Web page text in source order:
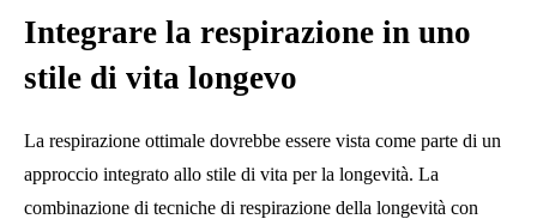
Integrare la respirazione in uno
stile di vita longevo
La respirazione ottimale dovrebbe essere vista come parte di un
approccio integrato allo stile di vita per la longevità. La
combinazione di tecniche di respirazione della longevità con